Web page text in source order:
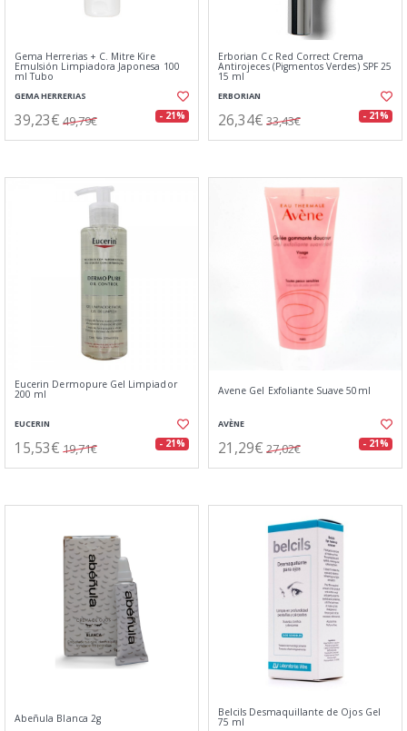
Gema Herrerias + C. Mitre Kire
Emulsión Limpiadora Japonesa 100
ml Tubo
GEMA HERRERIAS
39,23€ 49,79€ - 21%
Erborian Cc Red Correct Crema
Antirojeces (Pigmentos Verdes) SPF 25
15 ml
ERBORIAN
26,34€ 33,43€ - 21%
Eucerin Dermopure Gel Limpiador
200 ml
EUCERIN
15,53€ 19,71€ - 21%
Avene Gel Exfoliante Suave 50ml
AVÈNE
21,29€ 27,02€ - 21%
Abeñula Blanca 2g Belcils Desmaquillante de Ojos Gel
75 ml